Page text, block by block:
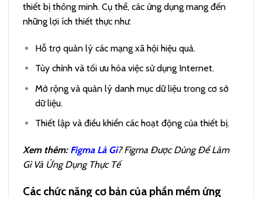
thiết bị thông minh. Cụ thể, các ứng dụng mang đến
những lợi ích thiết thực như:
Hỗ trợ quản lý các mạng xã hội hiệu quả.
Tùy chỉnh và tối ưu hóa việc sử dụng Internet.
Mở rộng và quản lý danh mục dữ liệu trong cơ sở
dữ liệu.
Thiết lập và điều khiển các hoạt động của thiết bị.
Xem thêm: Figma Là Gì? Figma Được Dùng Để Làm
Gì Và Ứng Dụng Thực Tế
Các chức năng cơ bản của phần mềm ứng